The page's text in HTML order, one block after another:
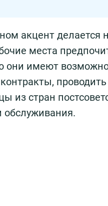
акцент делается
места
они имеют
проводить
из стран
обслуживания.